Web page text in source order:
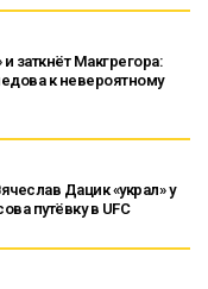
заткнёт Макгрегора:
к невероятному
Дацик «украл» у
путёвку в UFC